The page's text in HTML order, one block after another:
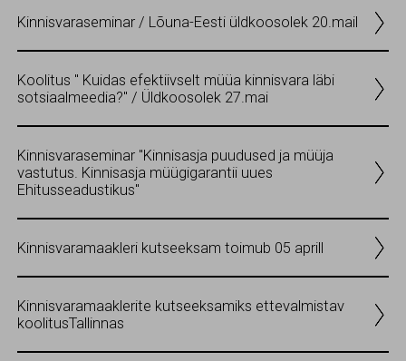
Kinnisvaraseminar / Lõuna-Eesti üldkoosolek 20.mail
Koolitus " Kuidas efektiivselt müüa kinnisvara läbi
sotsiaalmeedia?" / Üldkoosolek 27.mai
Kinnisvaraseminar "Kinnisasja puudused ja müüja
vastutus. Kinnisasja müügigarantii uues
Ehitusseadustikus"
Kinnisvaramaakleri kutseeksam toimub 05 aprill
Kinnisvaramaaklerite kutseeksamiks ettevalmistav
koolitusTallinnas